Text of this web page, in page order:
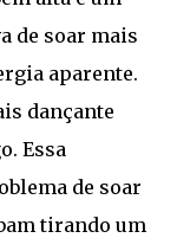
de soar mais
aparente.
dançante
Essa
de soar
tirando um